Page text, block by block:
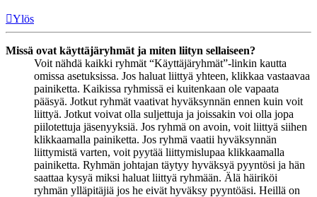
Ylös
Missä ovat käyttäjäryhmät ja miten liityn sellaiseen?
Voit nähdä kaikki ryhmät “Käyttäjäryhmät”-linkin kautta
omissa asetuksissa. Jos haluat liittyä yhteen, klikkaa vastaavaa
painiketta. Kaikissa ryhmissä ei kuitenkaan ole vapaata
pääsyä. Jotkut ryhmät vaativat hyväksynnän ennen kuin voit
liittyä. Jotkut voivat olla suljettuja ja joissakin voi olla jopa
piilotettuja jäsenyyksiä. Jos ryhmä on avoin, voit liittyä siihen
klikkaamalla painiketta. Jos ryhmä vaatii hyväksynnän
liittymistä varten, voit pyytää liittymislupaa klikkaamalla
painiketta. Ryhmän johtajan täytyy hyväksyä pyyntösi ja hän
saattaa kysyä miksi haluat liittyä ryhmään. Älä häiriköi
ryhmän ylläpitäjiä jos he eivät hyväksy pyyntöäsi. Heillä on